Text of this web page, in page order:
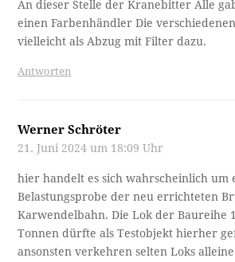
An dieser Stelle der Kranebitter Alle
einen Farbenhändler Die
vielleicht als Abzug mit Filter dazu.
Antworten
Werner Schröter
21. Juni 2024 um 18:09 Uhr
hier handelt es sich wahrscheinlich um
Belastungsprobe der neu errichteten
Karwendelbahn. Die Lok der Baureihe
Tonnen dürfte als Testobjekt hierher
ansonsten verkehren selten Loks